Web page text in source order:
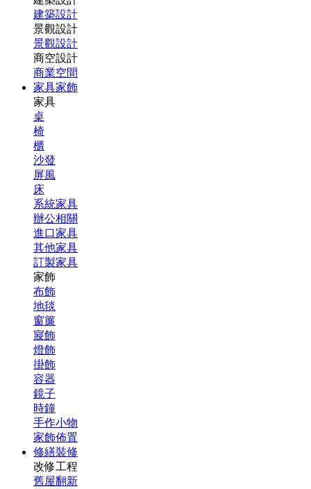
建築設計
景觀設計
景觀設計
商空設計
商業空間
家具家飾
家具
桌
椅
櫃
沙發
屏風
床
系統家具
辦公相關
進口家具
其他家具
訂製家具
家飾
布飾
地毯
窗簾
寢飾
燈飾
掛飾
容器
鏡子
時鐘
手作小物
家飾佈置
修繕裝修
改修工程
舊屋翻新